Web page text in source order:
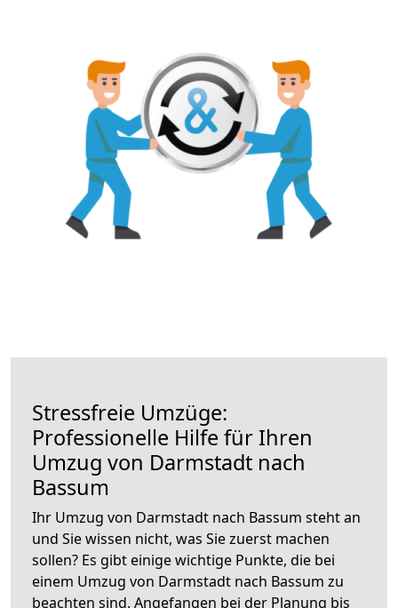
Stressfreie Umzüge:
Professionelle Hilfe für Ihren
Umzug von Darmstadt nach
Bassum
Ihr Umzug von Darmstadt nach Bassum steht an
und Sie wissen nicht, was Sie zuerst machen
sollen? Es gibt einige wichtige Punkte, die bei
einem Umzug von Darmstadt nach Bassum zu
beachten sind. Angefangen bei der Planung bis